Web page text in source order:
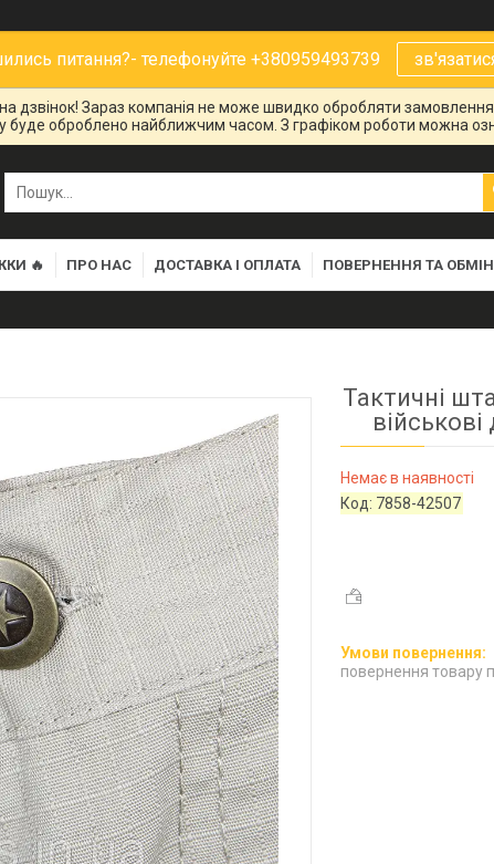
питання?- телефонуйте +380959493739
дзвінок! Зараз компанія не може швидко обробляти
буде оброблено найближчим часом. З графіком роботи можна
🔥 ПРО НАС ДОСТАВКА І ОПЛАТА ПОВЕРНЕННЯ ТА ОБМІН
Тактичні
Немає в наявності
Код: 7858-42507
повернення товару